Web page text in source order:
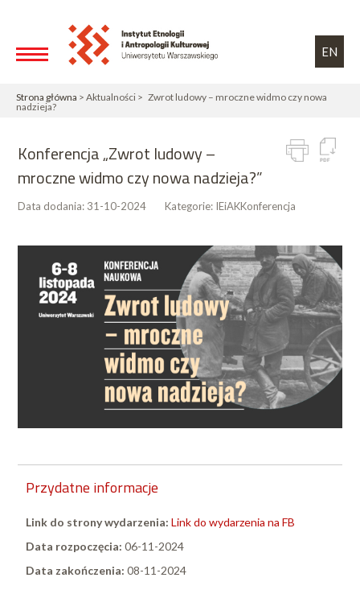
EN
Strona główna > Aktualności > Zwrot ludowy – mroczne widmo czy nowa
nadzieja?
Konferencja „Zwrot ludowy –
mroczne widmo czy nowa nadzieja?”
Data dodania: 31-10-2024 Kategorie: IEiAKKonferencja
Przydatne informacje
Link do strony wydarzenia: Link do wydarzenia na FB
Data rozpoczęcia: 06-11-2024
Data zakończenia: 08-11-2024